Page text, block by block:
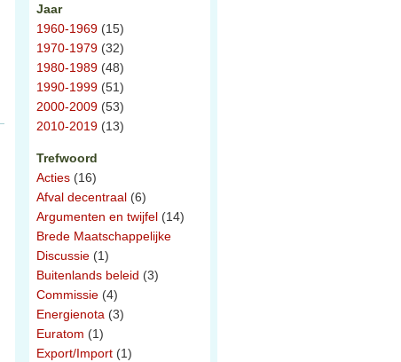
Jaar
1960-1969 (15)
1970-1979 (32)
1980-1989 (48)
1990-1999 (51)
2000-2009 (53)
2010-2019 (13)
Trefwoord
Acties (16)
Afval decentraal (6)
Argumenten en twijfel (14)
Brede Maatschappelijke
Discussie (1)
Buitenlands beleid (3)
Commissie (4)
Energienota (3)
Euratom (1)
Export/Import (1)